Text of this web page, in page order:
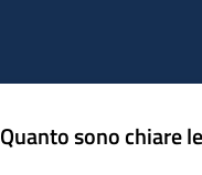
Quanto sono chiare